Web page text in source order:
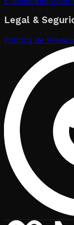
Legal &
Política de